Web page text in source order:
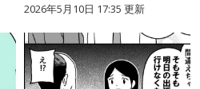
2026年5月10日 17:35 更新